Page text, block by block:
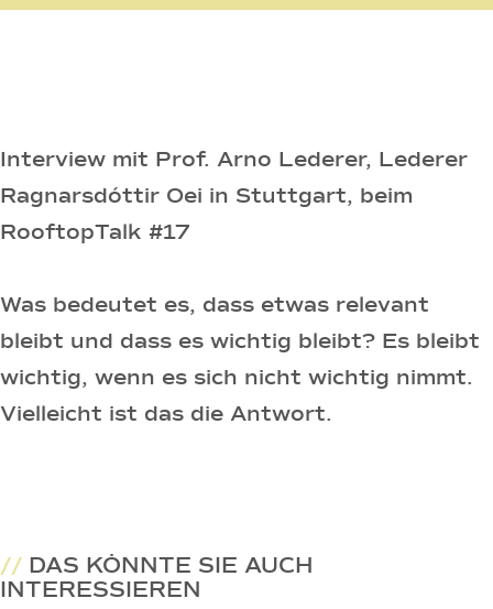
Interview mit Prof. Arno Lederer, Lederer
Ragnarsdóttir Oei in Stuttgart, beim
RooftopTalk #17
Was bedeutet es, dass etwas relevant
bleibt und dass es wichtig bleibt? Es bleibt
wichtig, wenn es sich nicht wichtig nimmt.
Vielleicht ist das die Antwort.
// DAS KÖNNTE SIE AUCH
INTERESSIEREN